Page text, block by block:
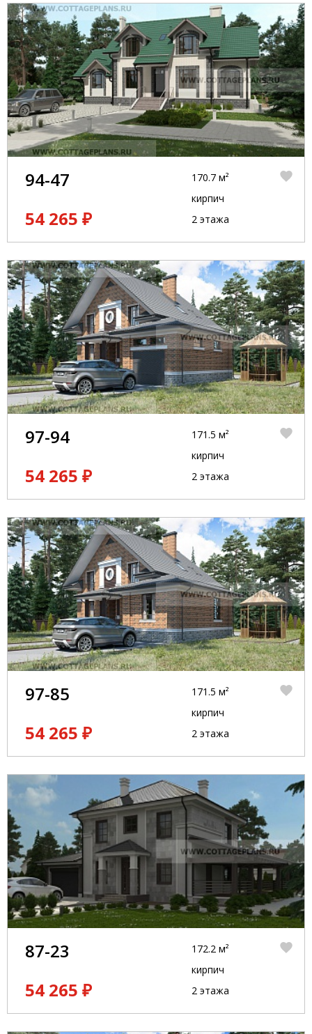
94-47
54 265 ₽
170.7 м²
кирпич
2 этажа
97-94
54 265 ₽
171.5 м²
кирпич
2 этажа
97-85
54 265 ₽
171.5 м²
кирпич
2 этажа
87-23
54 265 ₽
172.2 м²
кирпич
2 этажа